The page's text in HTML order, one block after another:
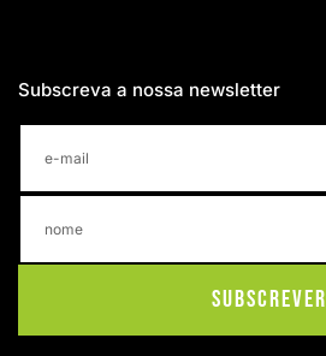
Subscreva a nossa newsletter
Subscrever